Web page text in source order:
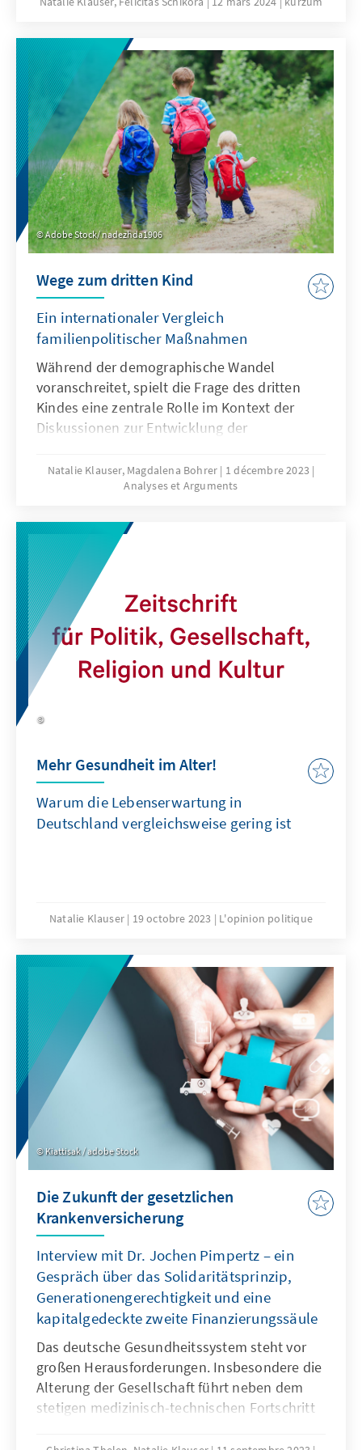
auch für jüngere Generationen verlässlich
bleibt. Welche Ziele verfolgt das Rentenpaket
II? Wie ist es zu bewerten und wie könnte eine
nachhaltige und generationengerechte Rente
aussehen? Die Antworten auf diese Fragen
finden Sie im Kurzum „Das Rentenpaket II:
Mehrbelastung statt
Generationengerechtigkeit“.
Adobe Stock/ nadezhda1906
Wege zum dritten Kind
Ein internationaler Vergleich
familienpolitischer Maßnahmen
Während der demographische Wandel
voranschreitet, spielt die Frage des dritten
Kindes eine zentrale Rolle im Kontext der
Diskussionen zur Entwicklung der
beeinflussen die Entscheidung von Paaren,
ihren Wunsch nach mehr Kindern umzusetzen
Maßnahmen werden Mehrkindfamilien
beispielsweise in Frankreich und
Skandinavien unterstützt?
Natalie Klauser, Magdalena Bohrer
1 décembre 2023
Analyses et Arguments
Mehr Gesundheit im Alter!
Warum die Lebenserwartung in
Deutschland vergleichsweise gering ist
Natalie Klauser 19 octobre 2023 L'opinion politique
Kiattisak / adobe Stock
Die Zukunft der gesetzlichen
Krankenversicherung
Interview mit Dr. Jochen Pimpertz – ein
Gespräch über das Solidaritätsprinzip,
Generationengerechtigkeit und eine
kapitalgedeckte zweite Finanzierungssäule
Das deutsche Gesundheitssystem steht vor
großen Herausforderungen. Insbesondere die
Alterung der Gesellschaft führt neben dem
stetigen medizinisch-technischen Fortschritt